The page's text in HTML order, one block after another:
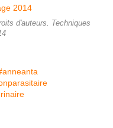
d'auteurs. Techniques